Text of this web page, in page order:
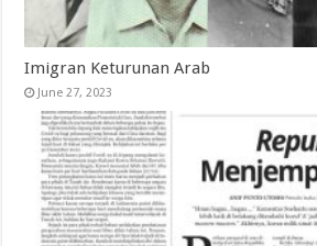
Imigran Keturunan Arab
June 27, 2023